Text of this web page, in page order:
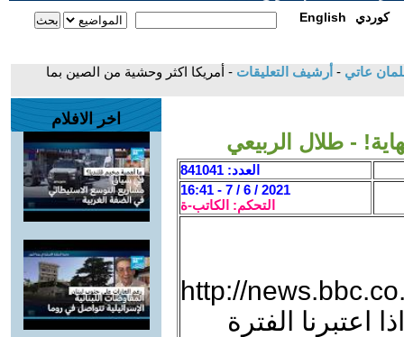
English كوردي
عاتي - أرشيف التعليقات - أمريكا اكثر وحشية من الصين بما
- طلال الربيعي
العدد: 841041
2021 / 6 / 7 - 16:41
التحكم: الكاتب-ة
http://
اعتبرنا الفترة
اخر الافلام